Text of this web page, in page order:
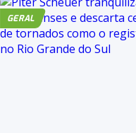
GERAL